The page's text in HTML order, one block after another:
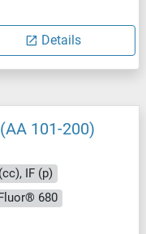
Details
101-200)
IF (p)
680